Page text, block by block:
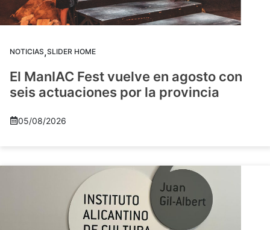
NOTICIAS,SLIDER HOME
El ManIAC Fest vuelve en agosto con
seis actuaciones por la provincia
05/08/2026